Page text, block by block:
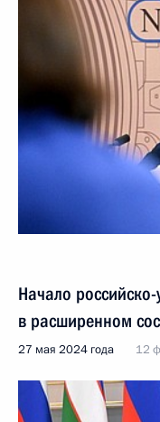
Начало российско-
в расширенном
27 мая 2024 года 12